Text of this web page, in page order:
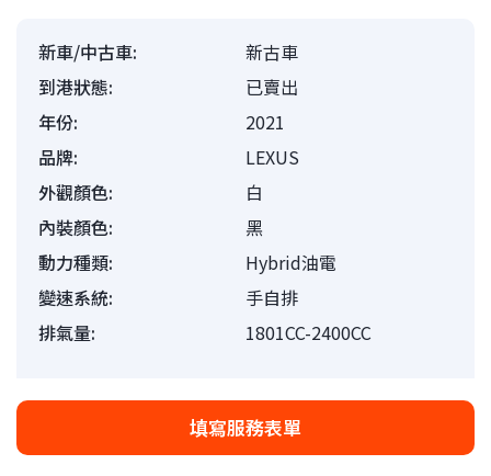
新車/中古車:
新古車
到港狀態:
已賣出
年份:
2021
品牌:
LEXUS
外觀顏色:
白
內裝顏色:
黑
動力種類:
Hybrid油電
變速系統:
手自排
排氣量:
1801CC-2400CC
填寫服務表單